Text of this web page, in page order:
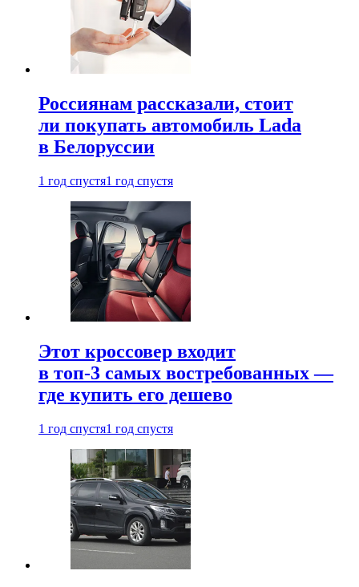
Россиянам рассказали, стоит
ли покупать автомобиль Lada
в Белоруссии
1 год спустя1 год спустя
Этот кроссовер входит
в топ-3 самых востребованных —
где купить его дешево
1 год спустя1 год спустя